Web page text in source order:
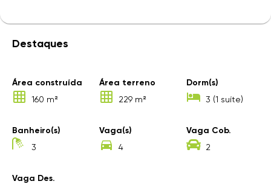
Destaques
Área construída
160 m²
Área terreno
229 m²
Dorm(s)
3 (1 suíte)
Banheiro(s)
3
Vaga(s)
4
Vaga Cob.
2
Vaga Des.